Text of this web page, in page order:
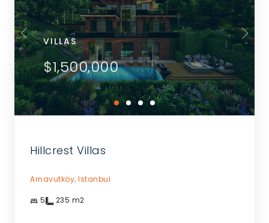
VILLAS
$1,500,000
Hillcrest Villas
Arnavutköy, Istanbul
5 235 m2